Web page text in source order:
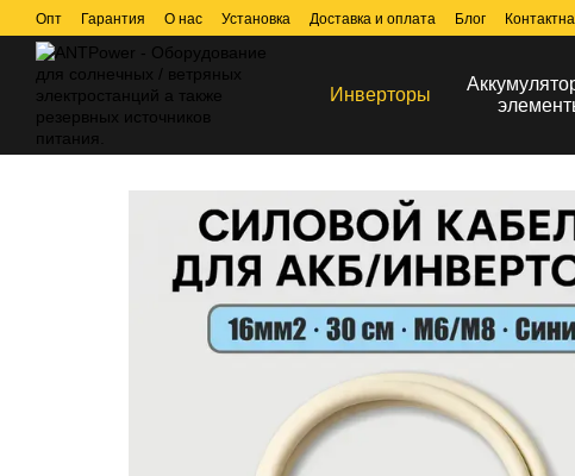
Перейти к основному контенту
Опт Гарантия О нас Установка Доставка и оплата Блог
Инверторы